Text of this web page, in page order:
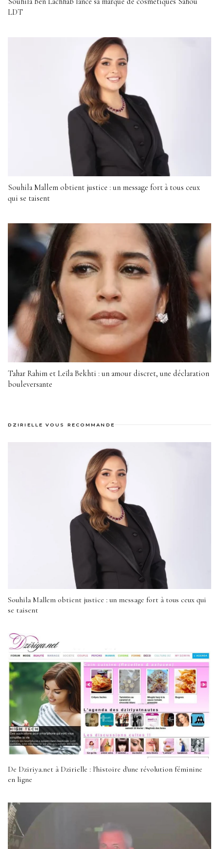
LDT
Souhila Mallem obtient justice : un message fort à tous ceux
qui se taisent
Tahar Rahim et Leïla Bekhti : un amour discret, une déclaration
bouleversante
DZIRIELLE VOUS RECOMMANDE
Souhila Mallem obtient justice : un message fort à tous ceux qui
se taisent
De Dziriya.net à Dzirielle : l'histoire d'une révolution féminine
en ligne